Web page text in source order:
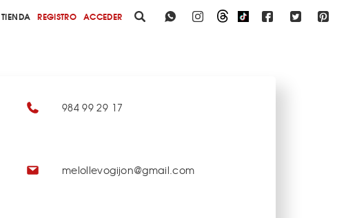
TIENDA REGISTRO ACCEDER
984 99 29 17
melollevogijon@gmail.com